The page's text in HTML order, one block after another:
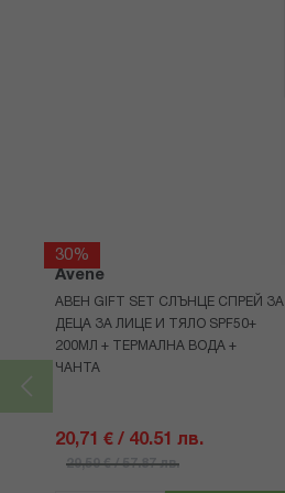
30%
Avene
АВЕН GIFT SET СЛЪНЦЕ СПРЕЙ ЗА
ДЕЦА ЗА ЛИЦЕ И ТЯЛО SPF50+
200МЛ + ТЕРМАЛНА ВОДА +
ЧАНТА
20,71 € / 40.51 лв.
29,59 € / 57.87 лв.